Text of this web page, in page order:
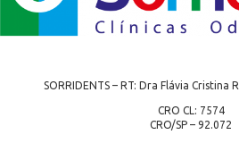
SORRIDENTS – RT: Dra Flávia Cristina
CRO CL: 7574
CRO/SP – 92.072